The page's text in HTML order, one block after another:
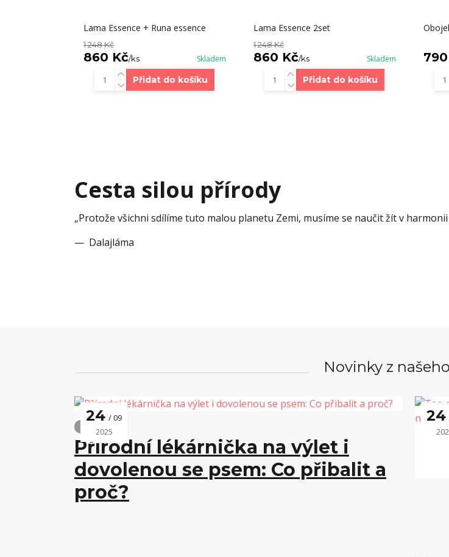
Lama Essence + Runa essence
1 248 Kč
860 Kč/ks Skladem
Přidat do košíku
Lama Essence 2set
1 248 Kč
860 Kč/ks Skladem
Přidat do košíku
Cesta silou přírody
„Protože všichni sdílíme tuto malou planetu Zemi, musíme se naučit žít v
— Dalajláma
Novinky z
24 09
2025
Veterina
Přírodní lékárnička na výlet i
dovolenou se psem: Co přibalit a
proč?
24